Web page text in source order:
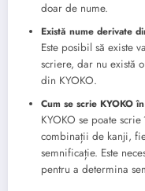
doar de nume.
Există nume derivate
Este posibil să existe
scriere, dar nu există
din KYOKO.
Cum se scrie KYOKO
KYOKO se poate
combinații de kanji,
semnificație. Este
pentru a determina